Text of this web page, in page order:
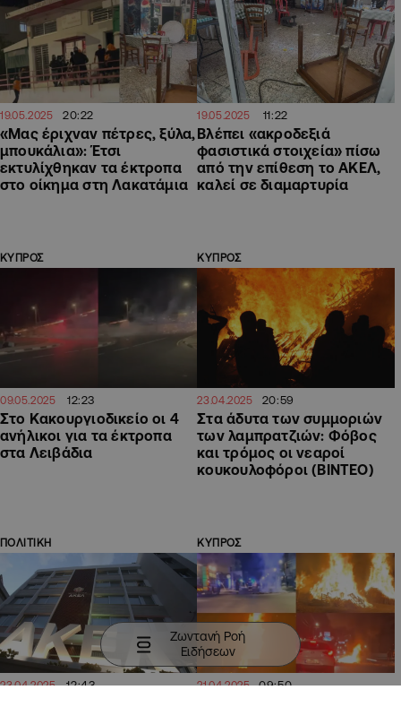
19.05.2025 20:22
«Μας έριχναν πέτρες, ξύλα,
μπουκάλια»: Έτσι
εκτυλίχθηκαν τα έκτροπα
στο οίκημα στη Λακατάμια
19.05.2025 11:22
Βλέπει «ακροδεξιά
φασιστικά στοιχεία» πίσω
από την επίθεση το ΑΚΕΛ,
καλεί σε διαμαρτυρία
ΚΥΠΡΟΣ
09.05.2025 12:23
Στο Κακουργιοδικείο οι 4
ανήλικοι για τα έκτροπα
στα Λειβάδια
ΚΥΠΡΟΣ
23.04.2025 20:59
Στα άδυτα των συμμοριών
των λαμπρατζιών: Φόβος
και τρόμος οι νεαροί
κουκουλοφόροι (ΒΙΝΤΕΟ)
ΠΟΛΙΤΙΚΗ
23.04.2025 12:43
ΚΥΠΡΟΣ
21.04.2025 09:50
Ζωντανή Ροή
Ειδήσεων